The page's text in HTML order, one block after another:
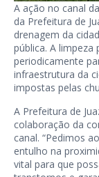
A ação no canal
da Prefeitura de
drenagem da
pública. A limpeza
periodicamente
infraestrutura da
impostas pelas
A Prefeitura de
colaboração da
canal. “Pedimos
entulho na
vital para que